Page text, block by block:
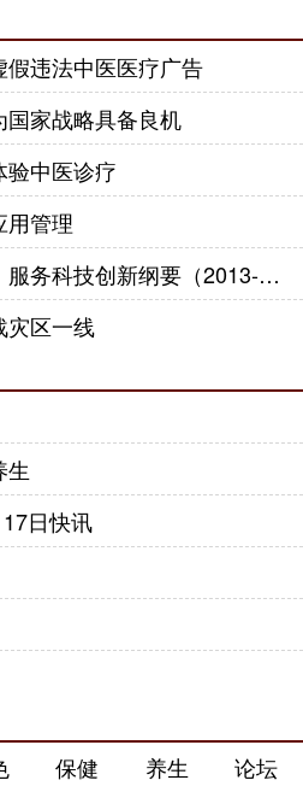
违法中医医疗广告
家战略具备良机
验中医诊疗
用管理
中医预防保健（治未病）服务科技创新纲要（2013-2020年）
灾区一线
生
日快讯
保健 养生
论坛